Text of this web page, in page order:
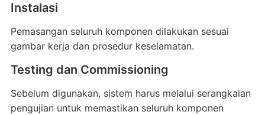
Instalasi
Pemasangan seluruh komponen dilakukan sesuai
gambar kerja dan prosedur keselamatan.
Testing dan Commissioning
Sebelum digunakan, sistem harus melalui serangkaian
pengujian untuk memastikan seluruh komponen